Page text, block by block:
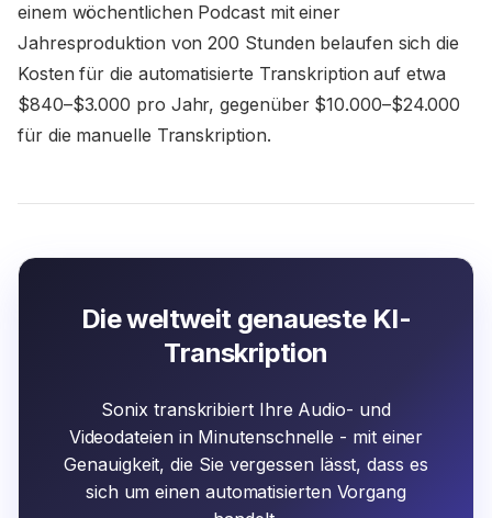
einem wöchentlichen Podcast mit einer
Jahresproduktion von 200 Stunden belaufen sich die
Kosten für die automatisierte Transkription auf etwa
$840–$3.000 pro Jahr, gegenüber $10.000–$24.000
für die manuelle Transkription.
Die weltweit genaueste KI-
Transkription
Sonix transkribiert Ihre Audio- und
Videodateien in Minutenschnelle - mit einer
Genauigkeit, die Sie vergessen lässt, dass es
sich um einen automatisierten Vorgang